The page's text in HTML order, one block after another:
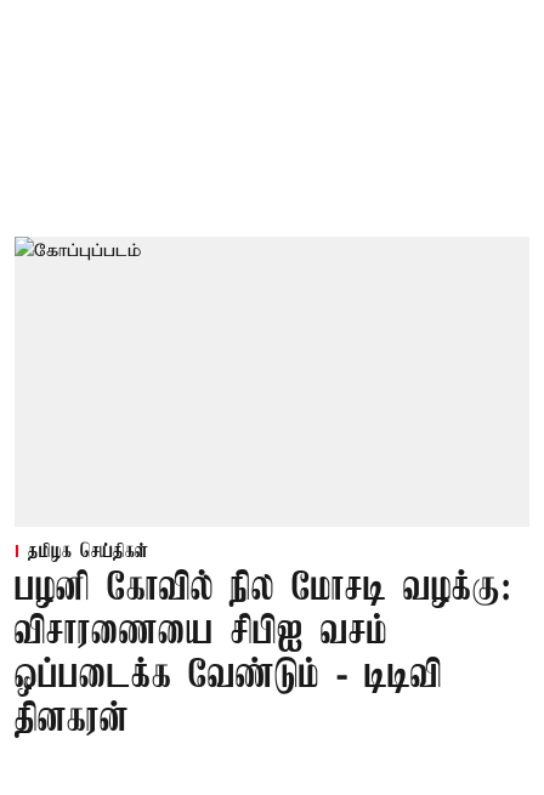
தமிழக செய்திகள்
பழனி கோவில் நில மோசடி வழக்கு:
விசாரணையை சிபிஐ வசம்
ஒப்படைக்க வேண்டும் - டிடிவி
தினகரன்